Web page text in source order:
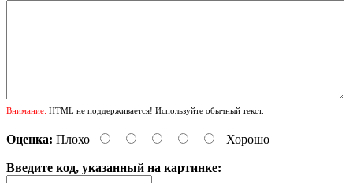
Внимание: HTML не поддерживается! Используйте обычный текст.
Оценка: Плохо Хорошо
Введите код, указанный на картинке: